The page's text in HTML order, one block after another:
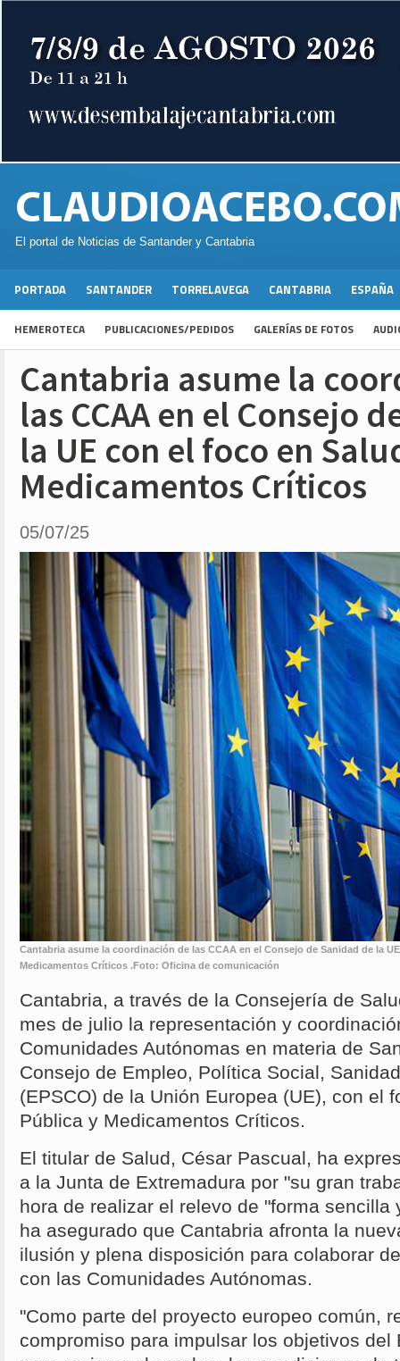
El portal de Noticias de Santander y Cantabria
PORTADA SANTANDER TORRELAVEGA CANTABRIA ESPAÑA
HEMEROTECA PUBLICACIONES/PEDIDOS GALERÍAS DE FOTOS
Cantabria asume la
las CCAA en el Consejo
la UE con el foco en
Medicamentos Críticos
05/07/25
Cantabria asume la coordinación de las CCAA en el Consejo de Sanidad de la
Medicamentos Críticos .Foto: Oficina de comunicación
Cantabria, a través de la Consejería de
mes de julio la representación y
Comunidades Autónomas en materia de
Consejo de Empleo, Política Social,
(EPSCO) de la Unión Europea (UE), con el
Pública y Medicamentos Críticos.
El titular de Salud, César Pascual, ha
a la Junta de Extremadura por "su gran
hora de realizar el relevo de "forma sencilla
ha asegurado que Cantabria afronta la
ilusión y plena disposición para colaborar
con las Comunidades Autónomas.
"Como parte del proyecto europeo común,
compromiso para impulsar los objetivos del